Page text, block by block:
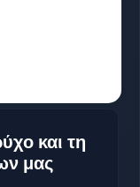
και τη
μας